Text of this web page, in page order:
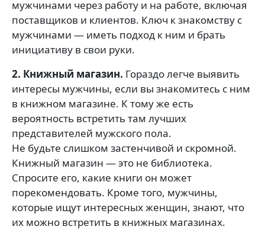
мужчинами через работу и на работе, включая
поставщиков и клиентов. Ключ к знакомству с
мужчинами — иметь подход к ним и брать
инициативу в свои руки.
2. Книжный магазин. Гораздо легче выявить
интересы мужчины, если вы знакомитесь с ним
в книжном магазине. К тому же есть
вероятность встретить там лучших
представителей мужского пола.
Не будьте слишком застенчивой и скромной.
Книжный магазин — это не библиотека.
Спросите его, какие книги он может
порекомендовать. Кроме того, мужчины,
которые ищут интересных женщин, знают, что
их можно встретить в книжных магазинах.